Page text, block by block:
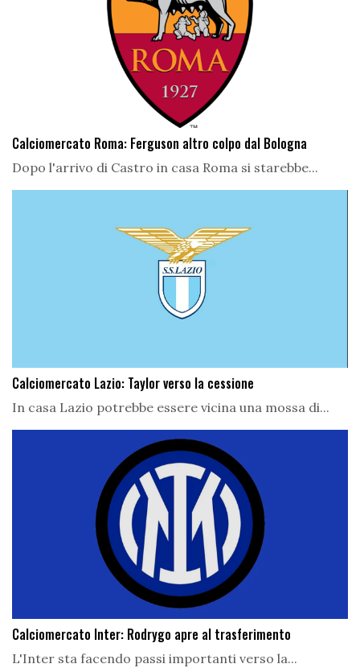
Calciomercato Roma: Ferguson altro colpo dal Bologna
Dopo l'arrivo di Castro in casa Roma si starebbe...
Calciomercato Lazio: Taylor verso la cessione
In casa Lazio potrebbe essere vicina una mossa di...
Calciomercato Inter: Rodrygo apre al trasferimento
L'Inter sta facendo passi importanti verso la...